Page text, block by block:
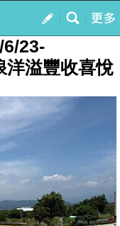
我的
23-
洋溢豐收喜悅